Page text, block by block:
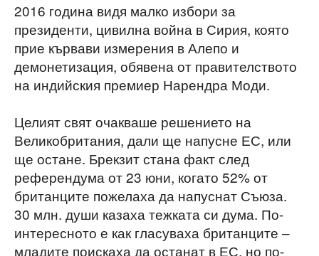
2016 година видя малко избори за
президенти, цивилна война в Сирия, която
прие кървави измерения в Алепо и
демонетизация, обявена от правителството
на индийския премиер Нарендра Моди.
Целият свят очакваше решението на
Великобритания, дали ще напусне ЕС, или
ще остане. Брекзит стана факт след
референдума от 23 юни, когато 52% от
британците пожелаха да напуснат Съюза.
30 млн. души казаха тежката си дума. По-
интересното е как гласуваха британците –
младите поискаха да останат в ЕС, но по-